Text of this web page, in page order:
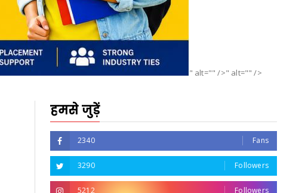
" alt="" />" alt="" />
हमसे जुड़ें
2340 Fans
3290 Followers
5212 Followers